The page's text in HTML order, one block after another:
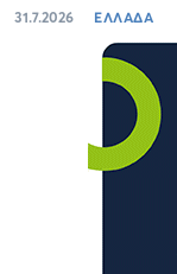
31.7.2026 ΕΛΛΑΔΑ